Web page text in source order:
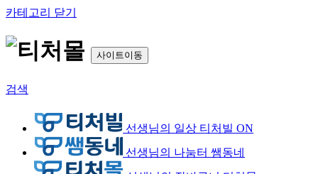
카테고리 닫기
사이트이동
검색
선생님의 일상 티처빌 ON
선생님의 나눔터 쌤동네